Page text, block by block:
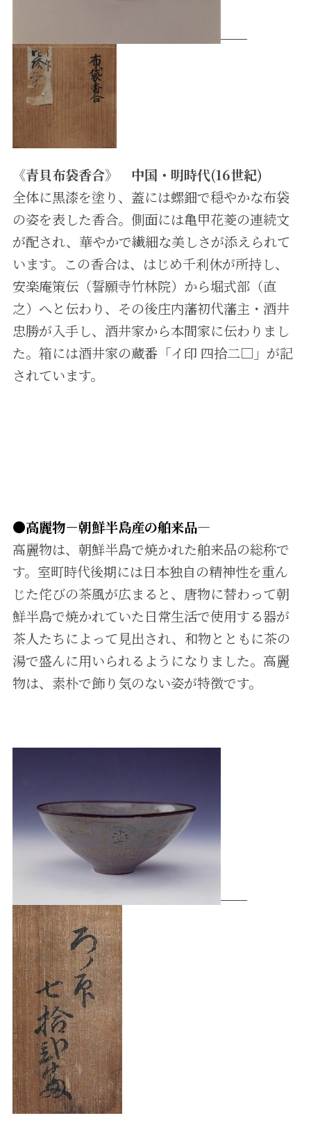
《青貝布袋香合》 中国・明時代(16世紀)
全体に黒漆を塗り、蓋には螺鈿で穏やかな布袋
の姿を表した香合。側面には亀甲花菱の連続文
が配され、華やかで繊細な美しさが添えられて
います。この香合は、はじめ千利休が所持し、
安楽庵策伝（誓願寺竹林院）から堀式部（直
之）へと伝わり、その後庄内藩初代藩主・酒井
忠勝が入手し、酒井家から本間家に伝わりまし
た。箱には酒井家の蔵番「イ印 四拾二□」が記
されています。
●高麗物－朝鮮半島産の舶来品―
高麗物は、朝鮮半島で焼かれた舶来品の総称で
す。室町時代後期には日本独自の精神性を重ん
じた侘びの茶風が広まると、唐物に替わって朝
鮮半島で焼かれていた日常生活で使用する器が
茶人たちによって見出され、和物とともに茶の
湯で盛んに用いられるようになりました。高麗
物は、素朴で飾り気のない姿が特徴です。